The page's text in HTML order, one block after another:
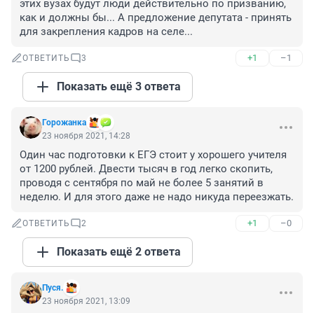
этих вузах будут люди действительно по призванию,
как и должны бы... А предложение депутата - принять
для закрепления кадров на селе...
ОТВЕТИТЬ 3 +1 –1
Показать ещё 3 ответа
Горoжaнка
23 ноября 2021, 14:28
Один час подготовки к ЕГЭ стоит у хорошего учителя
от 1200 рублей. Двести тысяч в год легко скопить,
проводя с сентября по май не более 5 занятий в
неделю. И для этого даже не надо никуда переезжать.
ОТВЕТИТЬ 2 +1 –0
Показать ещё 2 ответа
Пуся.
23 ноября 2021, 13:09